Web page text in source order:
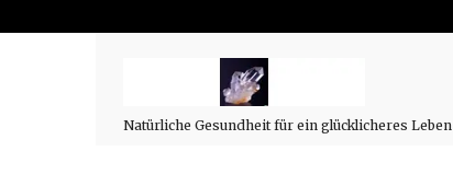
Natürliche Gesundheit für ein glücklicheres Leben